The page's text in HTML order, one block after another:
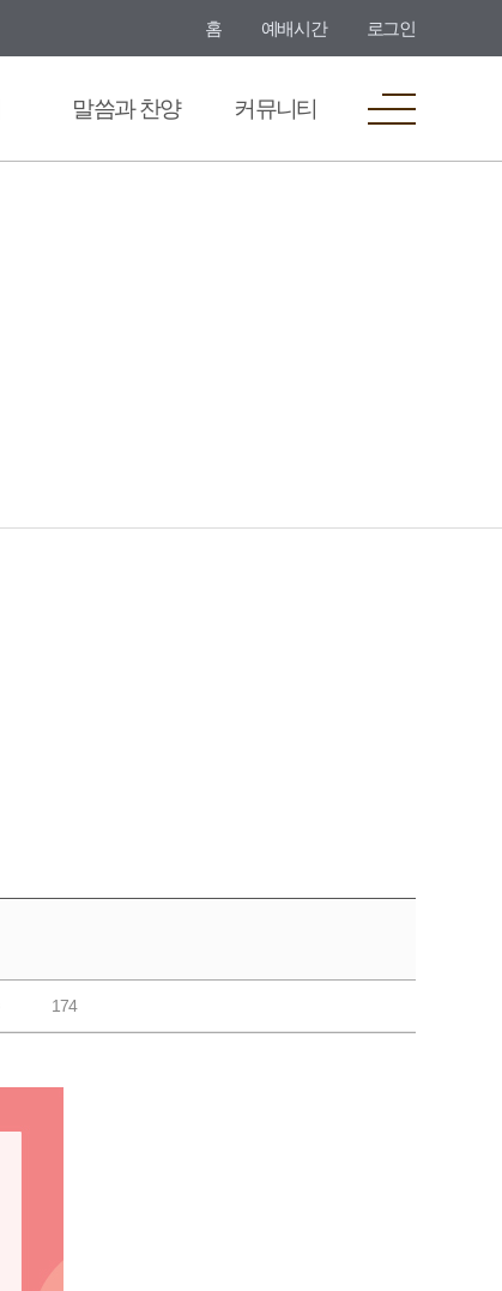
홈 예배시간 로그인
말씀과 찬양 커뮤니티
174